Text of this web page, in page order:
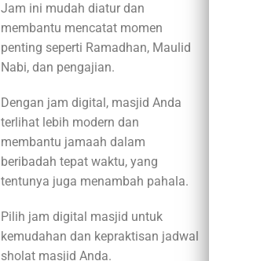
Jam ini mudah diatur dan
membantu mencatat momen
penting seperti Ramadhan, Maulid
Nabi, dan pengajian.
Dengan jam digital, masjid Anda
terlihat lebih modern dan
membantu jamaah dalam
beribadah tepat waktu, yang
tentunya juga menambah pahala.
Pilih jam digital masjid untuk
kemudahan dan kepraktisan jadwal
sholat masjid Anda.